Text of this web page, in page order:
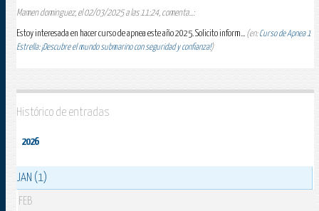
Mamen dominguez, el 02/03/2025 a las 11:24, comenta...:
Estoy interesada en hacer curso de apnea este año 2025. Solicito inform... (en:Curso de Apnea 1
Estrella: ¡Descubre el mundo submarino con seguridad y confianza!)
Histórico de entradas
2026
JAN (1)
FEB